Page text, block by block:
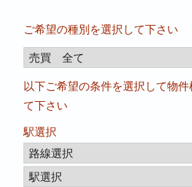
ド)
ご希望の種別を選択して下さい
以下ご希望の条件を選択して物
て下さい
駅選択